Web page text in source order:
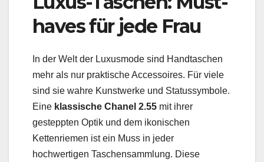
haves für jede Frau
In der Welt der Luxusmode sind Handtaschen
mehr als nur praktische Accessoires. Für viele
sind sie wahre Kunstwerke und Statussymbole.
Eine klassische Chanel 2.55 mit ihrer
gesteppten Optik und dem ikonischen
Kettenriemen ist ein Muss in jeder
hochwertigen Taschensammlung. Diese